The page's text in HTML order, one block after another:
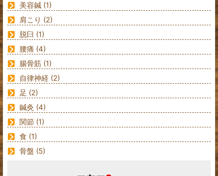
美容鍼 (1)
肩こり (2)
脱臼 (1)
腰痛 (4)
腸骨筋 (1)
自律神経 (2)
足 (2)
鍼灸 (4)
関節 (1)
食 (1)
骨盤 (5)